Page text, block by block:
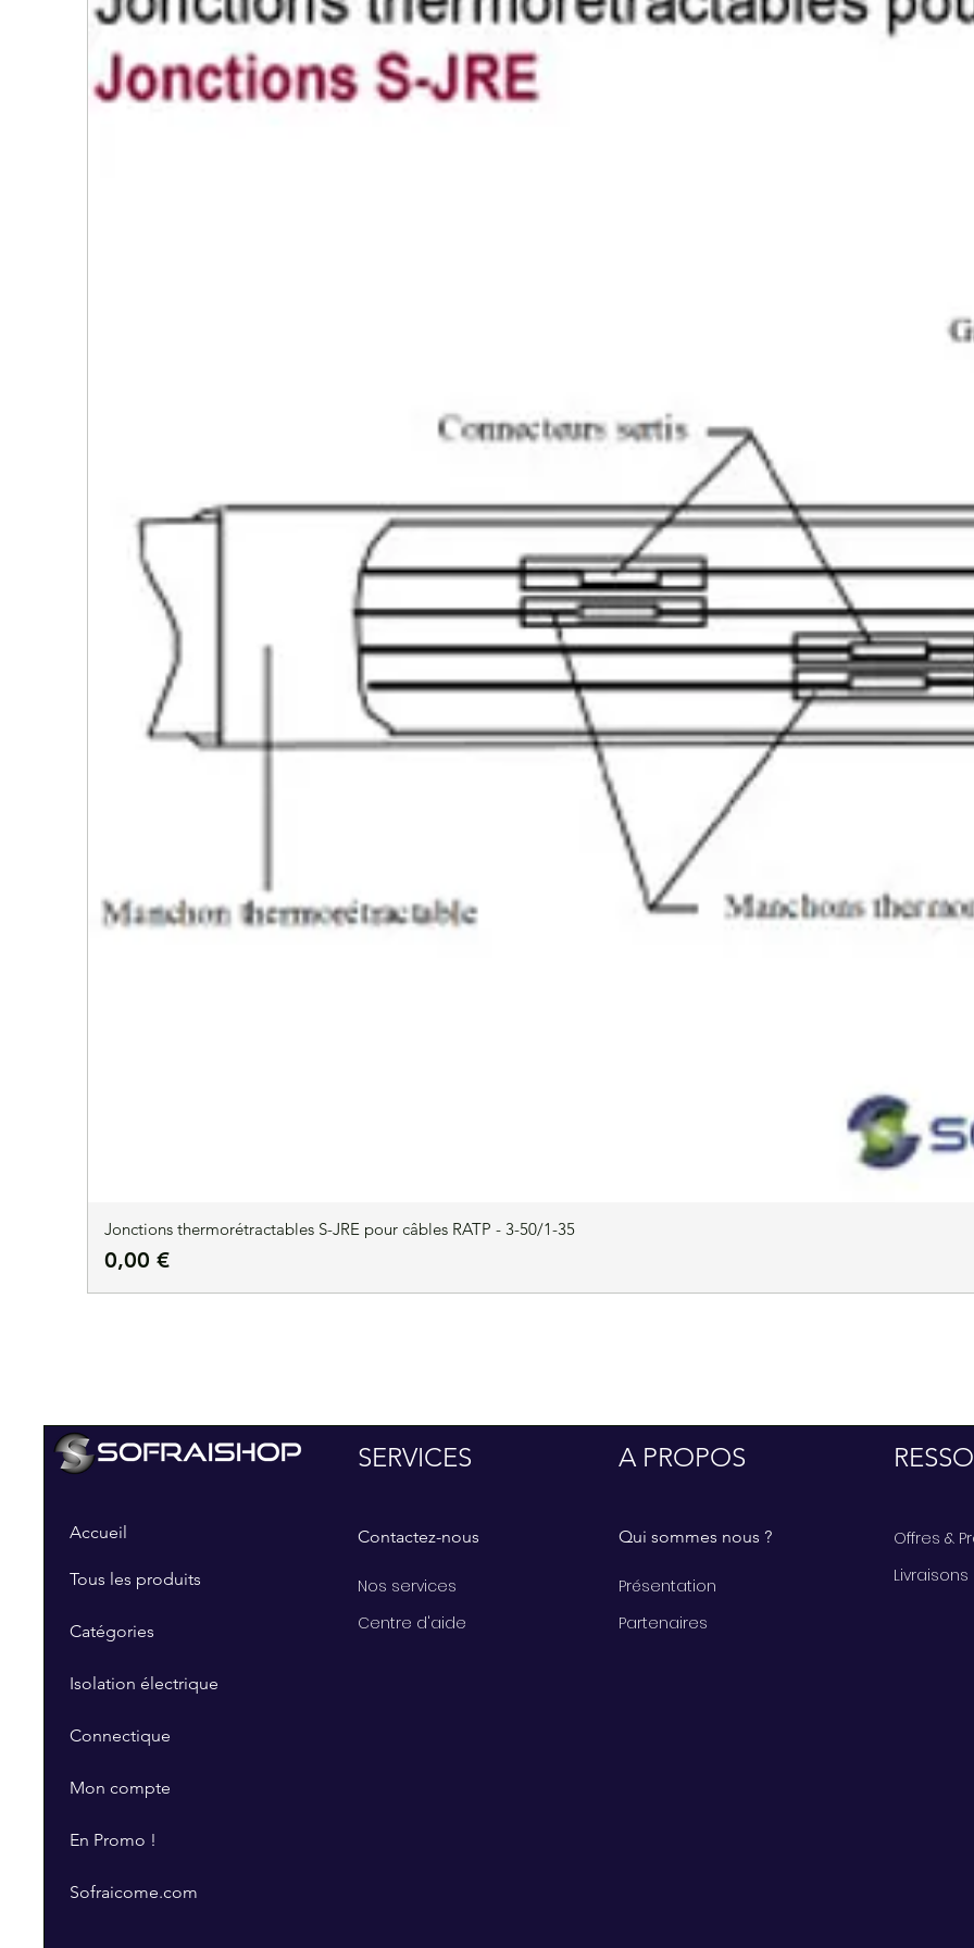
Jonctions thermorétractables S-JRE pour câbles RATP - 3-50/1-35
Prix
0,00 €
Accueil
Tous les produits
Catégories
Isolation électrique
Connectique
Mon compte
En Promo !
Sofraicome.com
SERVICES
Contactez-nous
Nos services
Centre d'aide
A PROPOS
Qui sommes nous ?
Présentation
Partenaires
Offres &
Livraisons